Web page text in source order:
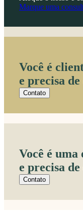
Marque uma
Você é
e precisa de
Contato
Você é uma
e precisa de
Contato